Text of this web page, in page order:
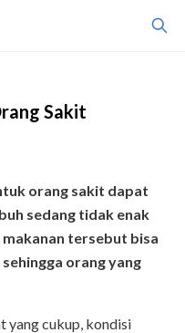
Sakit
orang sakit dapat
sedang tidak enak
tersebut bisa
orang yang
yang cukup, kondisi